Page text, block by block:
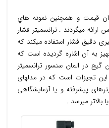
قيمت و همچنين نمونه هاي
ارائه ميگردند . ترانسمیتر فشار
دقیق فشار استفاده میکند که
به آن اشاره گردیده است که
گیج در المان سنسور ترانسمیتر
تجیزات است که در مدلهای
پیشرفته و یا آزمایشگاهی
میرسد .